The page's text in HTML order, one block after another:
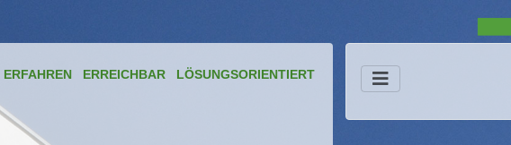
ERFAHREN ERREICHBAR LÖSUNGSORIENTIERT